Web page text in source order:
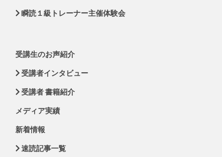
瞬読１級トレーナー主催体験会
受講生のお声紹介
受講者インタビュー
受講者 書籍紹介
メディア実績
新着情報
速読記事一覧